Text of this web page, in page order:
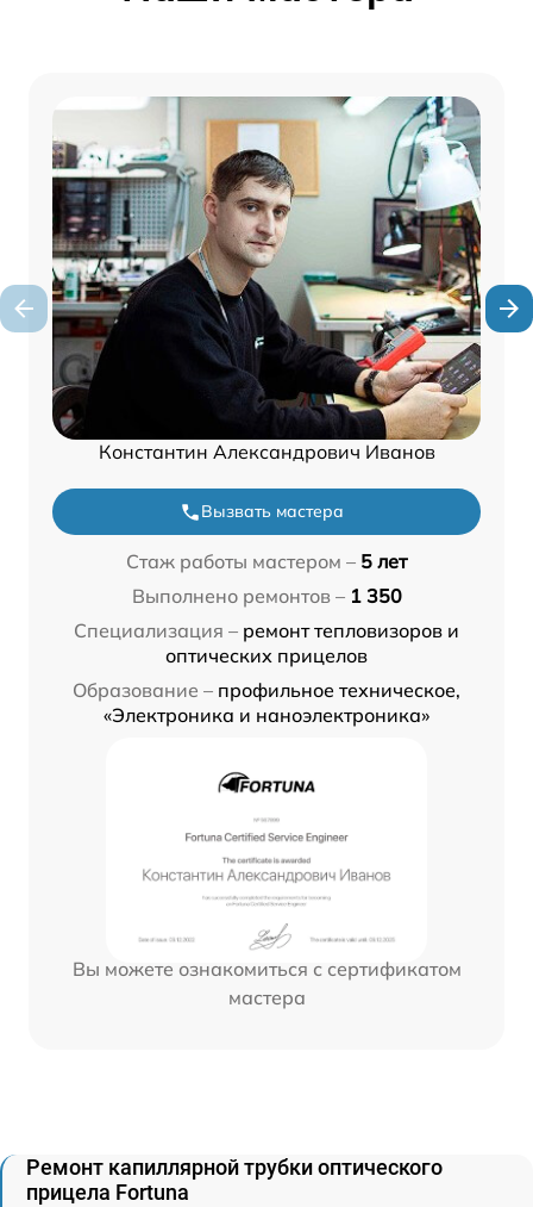
Константин Александрович Иванов
Вызвать мастера
Стаж работы мастером – 5 лет
Выполнено ремонтов – 1 350
Специализация – ремонт тепловизоров и
оптических прицелов
Образование – профильное техническое,
«Электроника и наноэлектроника»
Вы можете ознакомиться с сертификатом
мастера
Ремонт капиллярной трубки оптического
прицела Fortuna